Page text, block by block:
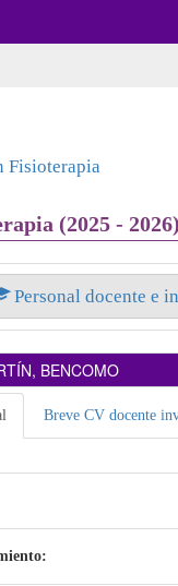
Fisioterapia
(2025 - 2026)
Personal docente e
BENCOMO
Breve CV docente